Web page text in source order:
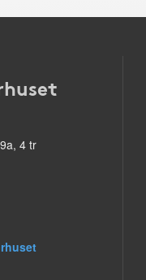
4 tr